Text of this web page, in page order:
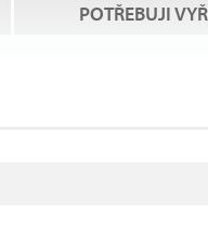
POTŘEBUJI